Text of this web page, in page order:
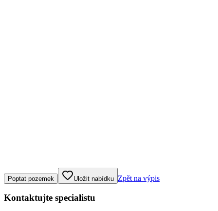
Klepněte nebo klikněte pro ovládání mapy
Poptat pozemek Uložit nabídku Zpět na výpis
Kontaktujte specialistu